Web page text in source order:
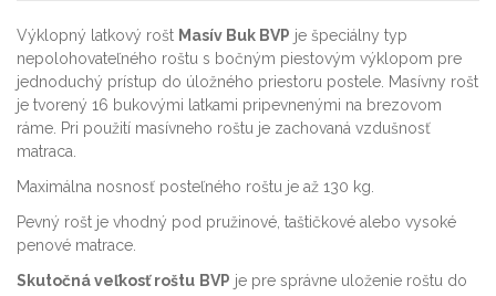
Výklopný latkový rošt Masív Buk BVP je špeciálny typ
nepolohovateľného roštu s bočným piestovým výklopom pre
jednoduchý prístup do úložného priestoru postele. Masívny rošt
je tvorený 16 bukovými latkami pripevnenými na brezovom
ráme. Pri použití masívneho roštu je zachovaná vzdušnosť
matraca.
Maximálna nosnosť posteľného roštu je až 130 kg.
Pevný rošt je vhodný pod pružinové, taštičkové alebo vysoké
penové matrace.
Skutočná veľkosť roštu BVP je pre správne uloženie roštu do